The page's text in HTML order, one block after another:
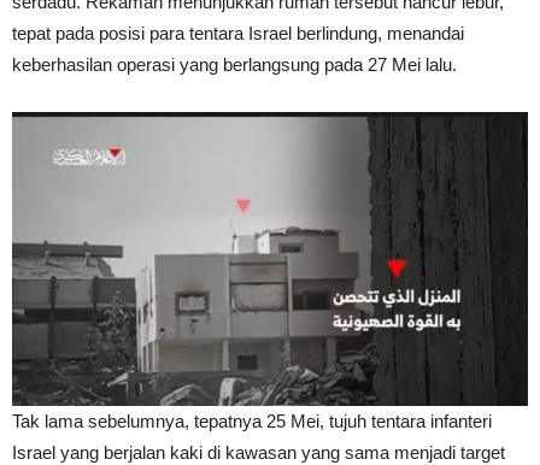
tepat pada posisi para tentara Israel berlindung, menandai
keberhasilan operasi yang berlangsung pada 27 Mei lalu.
Tak lama sebelumnya, tepatnya 25 Mei, tujuh tentara infanteri
Israel yang berjalan kaki di kawasan yang sama menjadi target